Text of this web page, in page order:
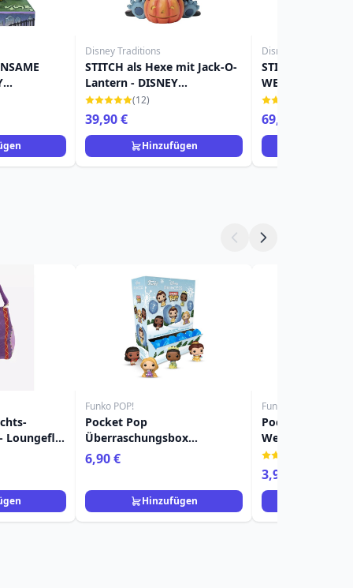
Disney Traditions
STITCH als Hexe mit Jack-O-
Lantern - DISNEY
TRADITIONS
(12)
39,90 €
Hinzufügen
Disney Traditions
STITCH WITH
WEIHNACHTEN
(LED) - DISNEY
69,90 €
Loungefly
Funko POP!
Pocket Pop
Überraschungsbox
Prinzessinnenurlaub - Disney
6,90 €
Hinzufügen
Funko POP!
Pocket Pop
Bürgermeister -
Nightmare
3,90 €